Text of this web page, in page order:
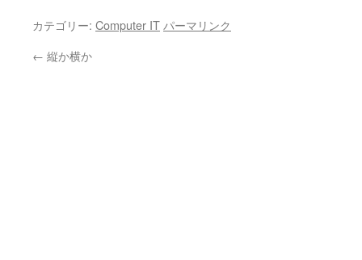
カテゴリー: Computer IT パーマリンク
← 縦か横か